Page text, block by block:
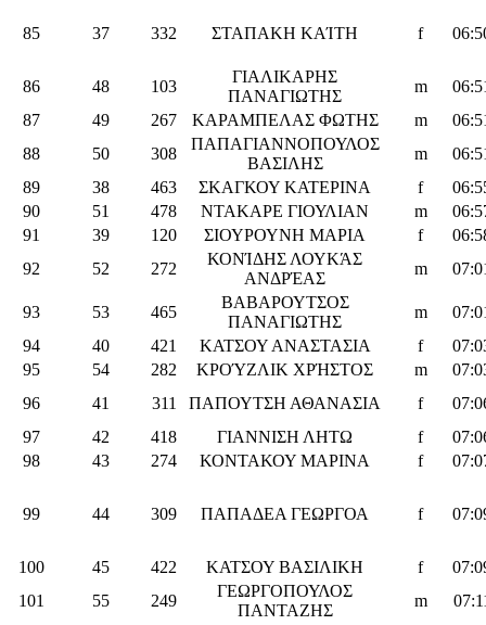
85 37 332 ΣΤΑΠΑΚΗ ΚΑΊΤΗ f
86 48 103
ΓΙΑΛΙΚΑΡΗΣ
ΠΑΝΑΓΙΩΤΗΣ
m
87
49 267 ΚΑΡΑΜΠΕΛΑΣ ΦΩΤΗΣ m
88
50 308
ΠΑΠΑΓΙΑΝΝΟΠΟΥΛΟΣ
ΒΑΣΙΛΗΣ
m
89
38 463 ΣΚΑΓΚΟΥ ΚΑΤΕΡΙΝΑ f
90
51 478 ΝΤΑΚΑΡΕ ΓΙΟΥΛΙΑΝ m
91
39 120 ΣΙΟΥΡΟΥΝΗ ΜΑΡΙΑ f
92
52 272
ΚΟΝΊΔΗΣ ΛΟΥΚΆΣ
ΑΝΔΡΈΑΣ
m
93 53 465
ΒΑΒΑΡΟΥΤΣΟΣ
ΠΑΝΑΓΙΩΤΗΣ
m
94
40 421 ΚΑΤΣΟΥ ΑΝΑΣΤΑΣΙΑ f
95
54 282 ΚΡΟΎΖΛΙΚ ΧΡΉΣΤΟΣ m
96
41 311 ΠΑΠΟΥΤΣΗ ΑΘΑΝΑΣΙΑ f
97
42 418 ΓΙΑΝΝΙΣΗ ΛΗΤΩ f
98
43 274 ΚΟΝΤΑΚΟΥ ΜΑΡΙΝΑ f
99 44 309 ΠΑΠΑΔΕΑ ΓΕΩΡΓΟΑ f
100 45 422 ΚΑΤΣΟΥ ΒΑΣΙΛΙΚΗ f
101
55 249
ΓΕΩΡΓΟΠΟΥΛΟΣ
ΠΑΝΤΑΖΗΣ
m